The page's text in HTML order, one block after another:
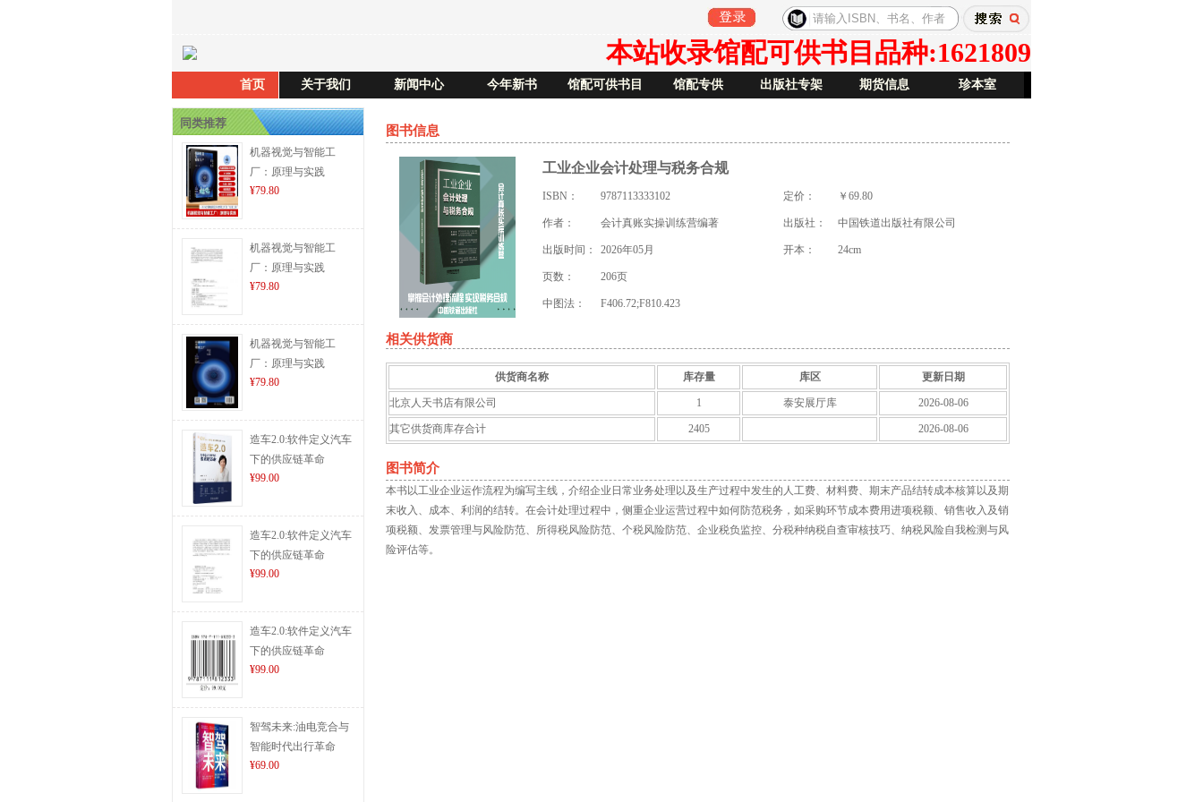
本站收录馆配可供书目品种:1621809
首页 关于我们 新闻中心 今年新书 馆配可供书目 馆配专供 出版社专架 期货信息 珍本室
同类推荐
机器视觉与智能工
厂：原理与实践
¥79.80
机器视觉与智能工
厂：原理与实践
¥79.80
机器视觉与智能工
厂：原理与实践
¥79.80
造车2.0:软件定义汽车
下的供应链革命
¥99.00
造车2.0:软件定义汽车
下的供应链革命
¥99.00
造车2.0:软件定义汽车
下的供应链革命
¥99.00
智驾未来:油电竞合与
智能时代出行革命
¥69.00
图书信息
工业企业会计处理与税务合规
ISBN： 9787113333102 定价： ￥69.80
作者： 会计真账实操训练营编著 出版社： 中国铁道出版社有限公司
出版时间： 2026年05月 开本： 24cm
页数： 206页
中图法： F406.72;F810.423
相关供货商
供货商名称 库存量 库区 更新日期
北京人天书店有限公司 1 泰安展厅库 2026-08-06
其它供货商库存合计 2405 2026-08-06
图书简介
本书以工业企业运作流程为编写主线，介绍企业日常业务处理以及生产过程中发生的人工费、材料费、期末产品结转成本核算以及期
末收入、成本、利润的结转。在会计处理过程中，侧重企业运营过程中如何防范税务，如采购环节成本费用进项税额、销售收入及销
项税额、发票管理与风险防范、所得税风险防范、个税风险防范、企业税负监控、分税种纳税自查审核技巧、纳税风险自我检测与风
险评估等。